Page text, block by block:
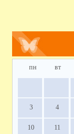
пн вт
3 4
10 11